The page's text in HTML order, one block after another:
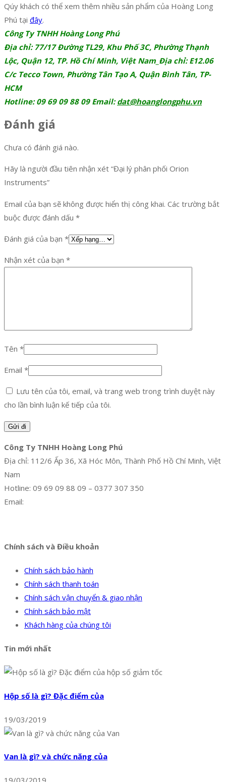
Qúy khách có thể xem thêm nhiều sản phẩm của Hoàng Long
Phú tại đây.
Công Ty TNHH Hoàng Long Phú
Địa chỉ: 77/17 Đường TL29, Khu Phố 3C, Phường Thạnh
Lộc, Quận 12, TP. Hồ Chí Minh, Việt Nam_Địa chỉ: E12.06
C/c Tecco Town, Phường Tân Tạo A, Quận Bình Tân, TP-
HCM
Hotline: 09 69 09 88 09 Email:dat@hoanglongphu.vn
Đánh giá
Chưa có đánh giá nào.
Hãy là người đầu tiên nhận xét “Đại lý phân phối Orion
Instruments”
Email của bạn sẽ không được hiển thị công khai. Các trường bắt
buộc được đánh dấu *
Đánh giá của bạn *
Nhận xét của bạn *
Tên *
Email *
Lưu tên của tôi, email, và trang web trong trình duyệt này
cho lần bình luận kế tiếp của tôi.
Công Ty TNHH Hoàng Long Phú
Địa chỉ: 112/6 Ấp 36, Xã Hóc Môn, Thành Phố Hồ Chí Minh, Việt
Nam
Hotline: 09 69 09 88 09 – 0377 307 350
Email:
Chính sách và Điều khoản
Chính sách bảo hành
Chính sách thanh toán
Chính sách vận chuyển & giao nhận
Chính sách bảo mật
Khách hàng của chúng tôi
Tin mới nhất
Hộp số là gì? Đặc điểm của
19/03/2019
Van là gì? và chức năng của